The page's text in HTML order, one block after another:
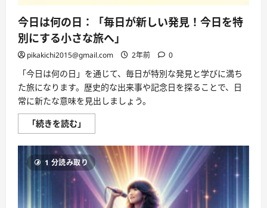
さ
ら
に
読
む
今日は何の日：「毎日が新しい発見！今日を特
別にする小さな旅へ」
pikakichi2015@gmail.com 2年前 0
「今日は何の日」を通じて、毎日が特別な発見と学びに満ち
た旅になります。歴史的な出来事や記念日を探ることで、日
常に新たな意味を見出しましょう。
「続きを読む」
日
何
の
日：
「毎
日
が
新
1 分読み取り